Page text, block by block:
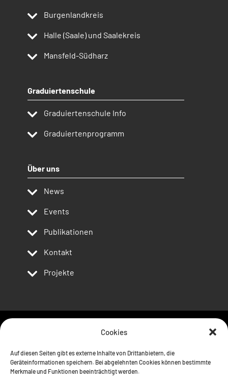
Cookies
Auf diesen Seiten gibt es externe Inhalte von Drittanbietern, die
Geräteinformationen speichern. Bei abgelehnten Cookies können bestimmte
Merkmale und Funktionen beeinträchtigt werden.
Burgenlandkreis
Halle (Saale) und Saalekreis
Mansfeld-Südharz
Graduiertenschule
Graduiertenschule Info
Graduiertenprogramm
Über uns
News
Events
Publikationen
Kontakt
Projekte